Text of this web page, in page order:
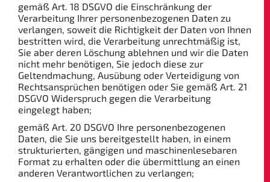
gemäß Art. 18 DSGVO die Einschränkung der
Verarbeitung Ihrer personenbezogenen Daten zu
verlangen, soweit die Richtigkeit der Daten von Ihnen
bestritten wird, die Verarbeitung unrechtmäßig ist,
Sie aber deren Löschung ablehnen und wir die Daten
nicht mehr benötigen, Sie jedoch diese zur
Geltendmachung, Ausübung oder Verteidigung von
Rechtsansprüchen benötigen oder Sie gemäß Art. 21
DSGVO Widerspruch gegen die Verarbeitung
eingelegt haben;
gemäß Art. 20 DSGVO Ihre personenbezogenen
Daten, die Sie uns bereitgestellt haben, in einem
strukturierten, gängigen und maschinenlesebaren
Format zu erhalten oder die übermittlung an einen
anderen Verantwortlichen zu verlangen;